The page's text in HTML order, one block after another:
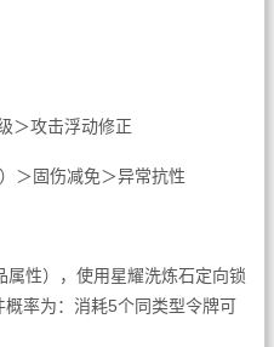
＞攻击浮动修正
＞固伤减免＞异常抗性
性），使用星耀洗炼石定向锁
率为：消耗5个同类型令牌可